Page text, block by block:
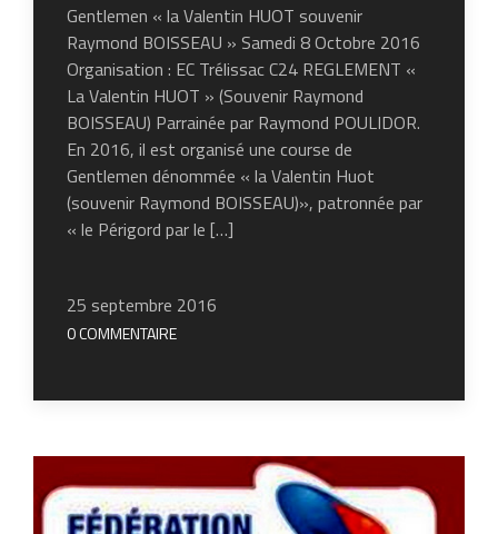
Gentlemen « la Valentin HUOT souvenir
Raymond BOISSEAU » Samedi 8 Octobre 2016
Organisation : EC Trélissac C24 REGLEMENT «
La Valentin HUOT » (Souvenir Raymond
BOISSEAU) Parrainée par Raymond POULIDOR.
En 2016, il est organisé une course de
Gentlemen dénommée « la Valentin Huot
(souvenir Raymond BOISSEAU)», patronnée par
« le Périgord par le […]
25 septembre 2016
0 COMMENTAIRE